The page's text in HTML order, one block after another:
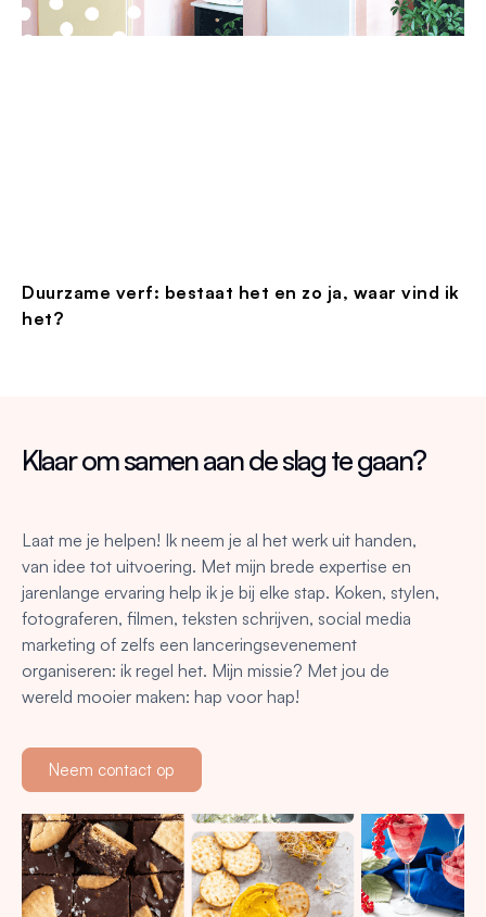
Duurzame verf: bestaat het en zo ja, waar vind ik
het?
Klaar om samen aan de slag te gaan?
Laat me je helpen! Ik neem je al het werk uit handen,
van idee tot uitvoering. Met mijn brede expertise en
jarenlange ervaring help ik je bij elke stap. Koken, stylen,
fotograferen, filmen, teksten schrijven, social media
marketing of zelfs een lanceringsevenement
organiseren: ik regel het. Mijn missie? Met jou de
wereld mooier maken: hap voor hap!
Neem contact op